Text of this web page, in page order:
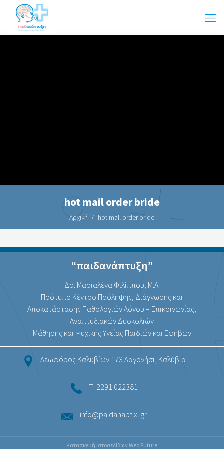
hot mail order bride
Αρχική hot mail order bride
“παιδανάπτυξη”
Δρ. Μαριαλένα Φιλίππου, Μ.Α.
Πρότυπο Κέντρο Πρόληψης, Διάγνωσης και
Αποκατάστασης Παθολογιών Λόγου – Επικοινωνίας,
Αναπτυξιακών Δυσκολιών
Μάθησης και Ψυχικής Υγείας Παιδιών και Εφήβων
Λεωφόρος Καλυβίων 173 Λαγονήσι, Καλύβια
Τ. 2291 022381
info@paidanaptixi.gr
Κατασκευή ΙστοσελίδωνWeb Future